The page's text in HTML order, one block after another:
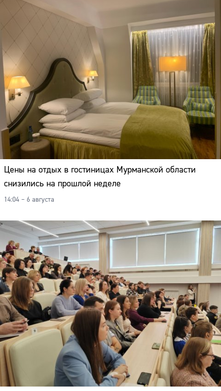
Цены на отдых в гостиницах Мурманской области
снизились на прошлой неделе
14:04 – 6 августа